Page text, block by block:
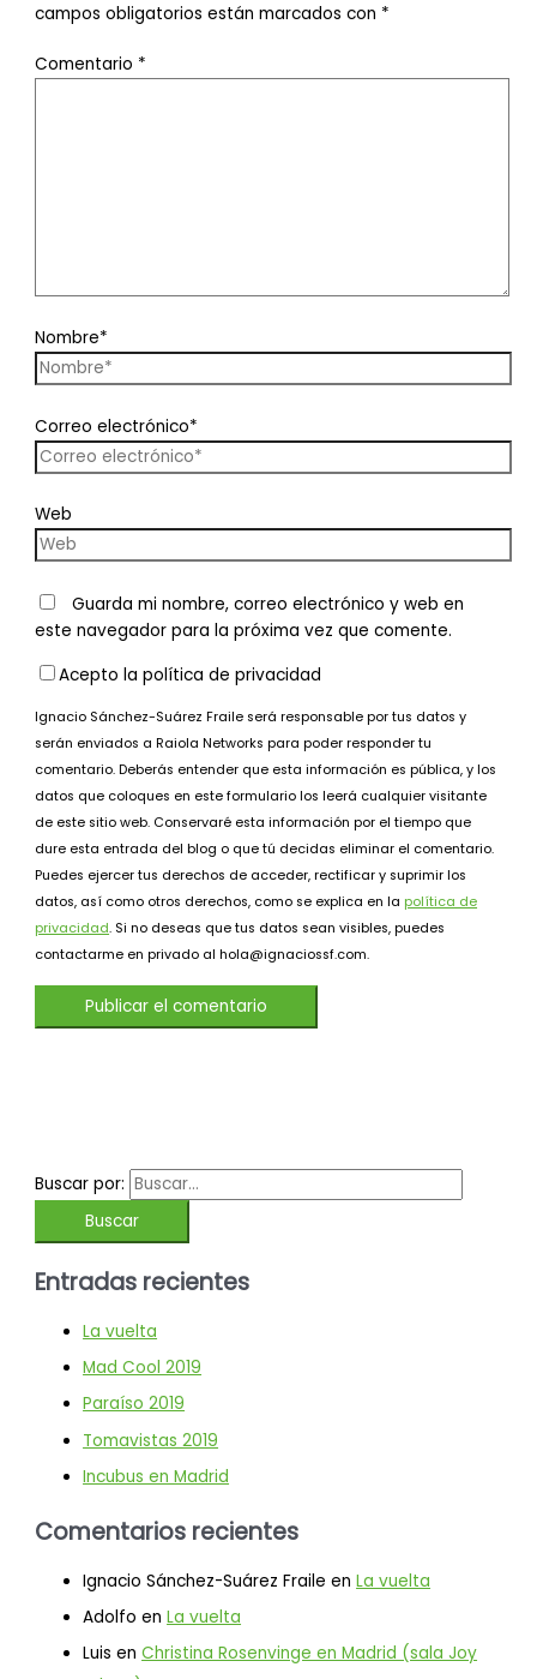
campos obligatorios están marcados con *
Comentario *
Nombre*
Correo electrónico*
Web
Guarda mi nombre, correo electrónico y web en
este navegador para la próxima vez que comente.
Acepto la política de privacidad
Ignacio Sánchez-Suárez Fraile será responsable por tus datos y
serán enviados a Raiola Networks para poder responder tu
comentario. Deberás entender que esta información es pública, y los
datos que coloques en este formulario los leerá cualquier visitante
de este sitio web. Conservaré esta información por el tiempo que
dure esta entrada del blog o que tú decidas eliminar el comentario.
Puedes ejercer tus derechos de acceder, rectificar y suprimir los
datos, así como otros derechos, como se explica en la política de
privacidad. Si no deseas que tus datos sean visibles, puedes
contactarme en privado al hola@ignaciossf.com.
Buscar por:
Entradas recientes
La vuelta
Mad Cool 2019
Paraíso 2019
Tomavistas 2019
Incubus en Madrid
Comentarios recientes
Ignacio Sánchez-Suárez Fraile enLa vuelta
Adolfo enLa vuelta
Luis enChristina Rosenvinge en Madrid (sala Joy